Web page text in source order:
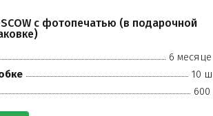
с фотопечатью (в подарочной
6
10
600